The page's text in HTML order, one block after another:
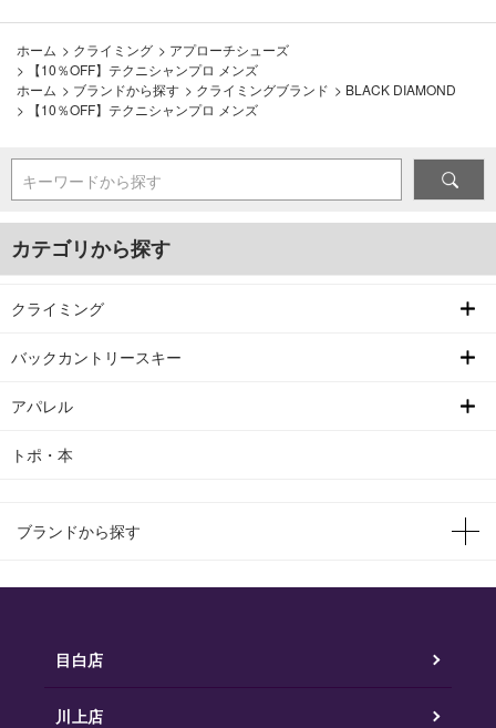
ホーム > クライミング > アプローチシューズ
>
【10％OFF】テクニシャンプロ メンズ
ホーム > ブランドから探す > クライミングブランド > BLACK DIAMOND
>
【10％OFF】テクニシャンプロ メンズ
キーワードから探す
カテゴリから探す
クライミング
バックカントリースキー
アパレル
トポ・本
ブランドから探す
目白店
川上店